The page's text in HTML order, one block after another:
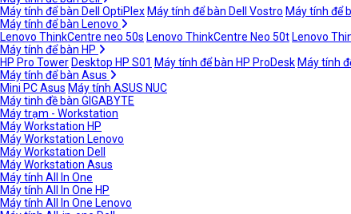
Máy tính để bàn Dell OptiPlex Máy tính để bàn Dell Vostro Máy tính để
Máy tính để bàn Lenovo
Lenovo ThinkCentre neo 50s Lenovo ThinkCentre Neo 50t Lenovo
Máy tính để bàn HP
HP Pro Tower Desktop HP S01 Máy tính để bàn HP ProDesk Máy tính
Máy tính để bàn Asus
Mini PC Asus Máy tính ASUS NUC
Máy tinh đề bàn GIGABYTE
Máy trạm - Workstation
Máy Workstation HP
Máy Workstation Lenovo
Máy Workstation Dell
Máy Workstation Asus
Máy tính All In One
Máy tính All In One HP
Máy tính All In One Lenovo